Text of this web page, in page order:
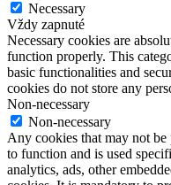
Necessary
Vždy zapnuté
Necessary cookies are
function properly. This
basic functionalities and
cookies do not store any
Non-necessary
Non-necessary
Any cookies that may not
to function and is used
analytics, ads, other